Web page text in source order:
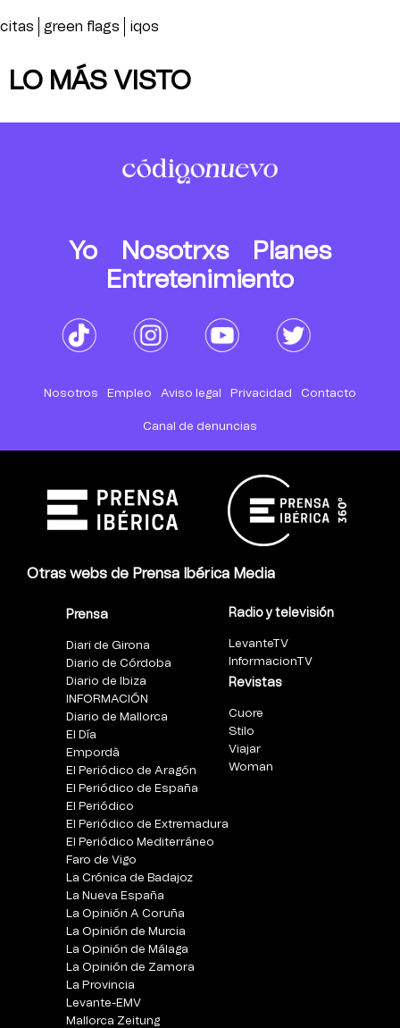
citas green flags iqos
LO MÁS VISTO
Yo Nosotrxs
Planes
Entretenimiento
Nosotros Empleo Aviso legal Privacidad Contacto
Canal de denuncias
Otras webs de Prensa Ibérica Media
Prensa
Diari de Girona
Diario de Córdoba
Diario de Ibiza
INFORMACIÓN
Diario de Mallorca
El Día
Empordà
El Periódico de Aragón
El Periódico de España
El Periódico
El Periódico de Extremadura
El Periódico Mediterráneo
Faro de Vigo
La Crónica de Badajoz
La Nueva España
La Opinión A Coruña
La Opinión de Murcia
La Opinión de Málaga
La Opinión de Zamora
La Provincia
Levante-EMV
Mallorca Zeitung
Radio y televisión
LevanteTV
InformacionTV
Revistas
Cuore
Stilo
Viajar
Woman